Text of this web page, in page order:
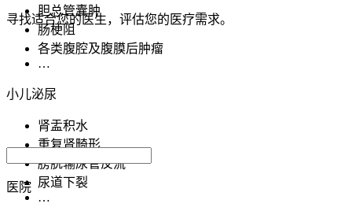
胆总管囊肿
肠梗阻
各类腹腔及腹膜后肿瘤
…
小儿泌尿
肾盂积水
重复肾畸形
膀胱输尿管反流
尿道下裂
…
寻找适合您的医生，评估您的医疗需求。
医院